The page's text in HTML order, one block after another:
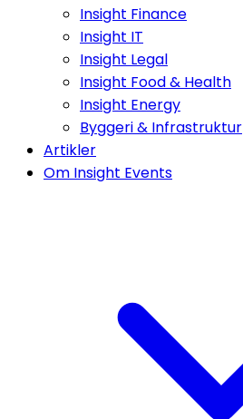
Insight Finance
Insight IT
Insight Legal
Insight Food & Health
Insight Energy
Byggeri & Infrastruktur
Artikler
Om Insight Events